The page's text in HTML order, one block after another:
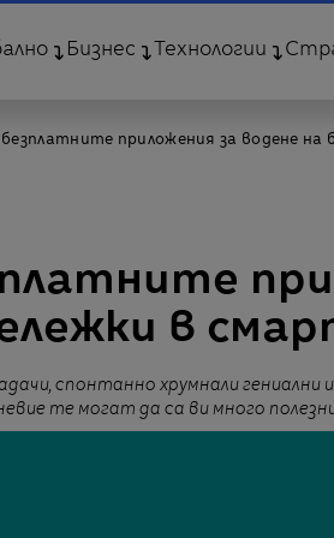
Бизнес Технологии
безплатните приложения за водене на
в
спонтанно хрумнали гениални
те могат да са ви много